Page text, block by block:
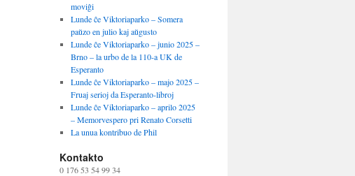
moviĝi
Lunde ĉe Viktoriaparko – Somera
paŭzo en julio kaj aŭgusto
Lunde ĉe Viktoriaparko – junio 2025 –
Brno – la urbo de la 110-a UK de
Esperanto
Lunde ĉe Viktoriaparko – majo 2025 –
Fruaj serioj da Esperanto-libroj
Lunde ĉe Viktoriaparko – aprilo 2025
– Memorvespero pri Renato Corsetti
La unua kontribuo de Phil
Kontakto
0 176 53 54 99 34